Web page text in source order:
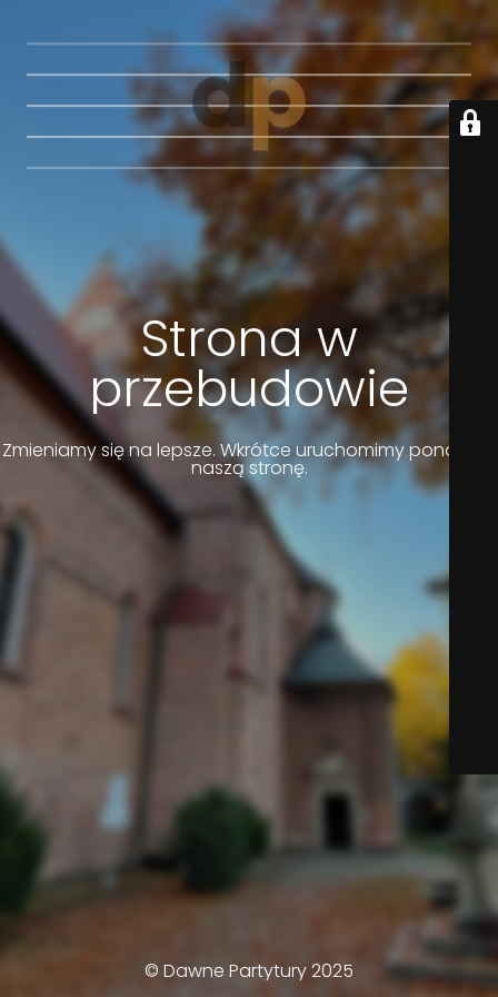
Strona w
przebudowie
Zmieniamy się na lepsze. Wkrótce uruchomimy ponownie
naszą stronę.
© Dawne Partytury 2025